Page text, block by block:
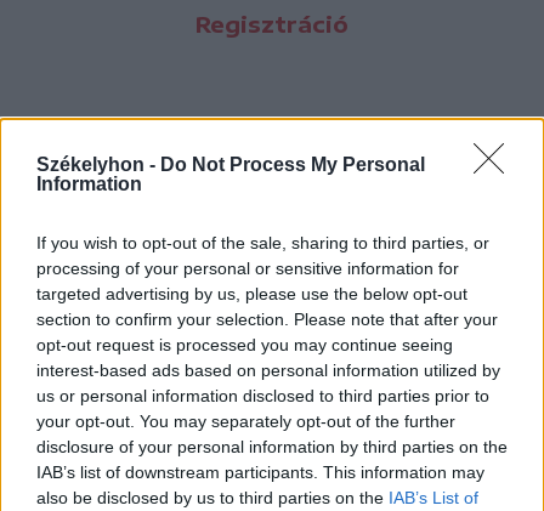
Székelyhon - Do Not Process My Personal
Information
If you wish to opt-out of the sale, sharing to third parties, or
processing of your personal or sensitive information for
targeted advertising by us, please use the below opt-out
section to confirm your selection. Please note that after your
opt-out request is processed you may continue seeing
interest-based ads based on personal information utilized by
us or personal information disclosed to third parties prior to
your opt-out. You may separately opt-out of the further
disclosure of your personal information by third parties on the
IAB’s list of downstream participants. This information may
also be disclosed by us to third parties on the IAB’s List of
Regisztráció
Hasznos
Impresszum
Szerzői jogok
Adatvédelmi tájékoztató
Cookie-kezelési tájékoztató